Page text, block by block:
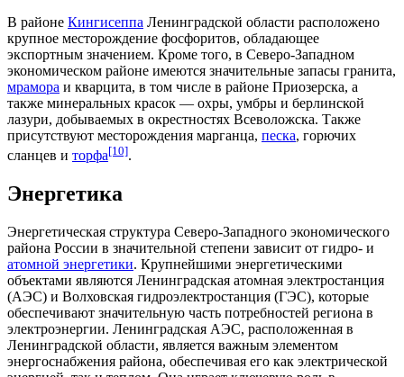
В районе Кингисеппа Ленинградской области расположено
крупное месторождение фосфоритов, обладающее
экспортным значением. Кроме того, в Северо-Западном
экономическом районе имеются значительные запасы гранита,
мрамора и кварцита, в том числе в районе Приозерска, а
также минеральных красок — охры, умбры и берлинской
лазури, добываемых в окрестностях Всеволожска. Также
присутствуют месторождения марганца, песка, горючих
сланцев и торфа[10].
Энергетика
Энергетическая структура Северо-Западного экономического
района России в значительной степени зависит от гидро- и
атомной энергетики. Крупнейшими энергетическими
объектами являются Ленинградская атомная электростанция
(АЭС) и Волховская гидроэлектростанция (ГЭС), которые
обеспечивают значительную часть потребностей региона в
электроэнергии. Ленинградская АЭС, расположенная в
Ленинградской области, является важным элементом
энергоснабжения района, обеспечивая его как электрической